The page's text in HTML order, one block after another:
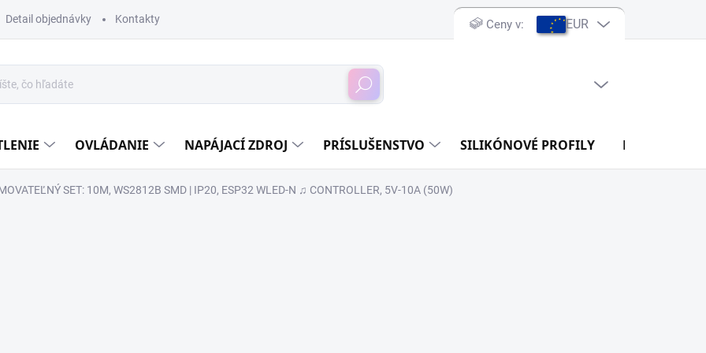
Detail objednávky Kontakty Ceny v: EUR
Hľadať
OVLÁDANIE NAPÁJACÍ ZDROJ PRÍSLUŠENSTVO SILIKÓNOVÉ PROFILY DIY
SET: 10M, WS2812B SMD | IP20, ESP32 WLED-N ♫ CONTROLLER, 5V-10A (50W)